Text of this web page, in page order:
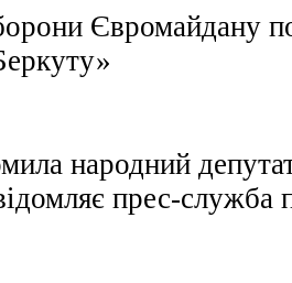
Євромайдану
народний
прес-служба